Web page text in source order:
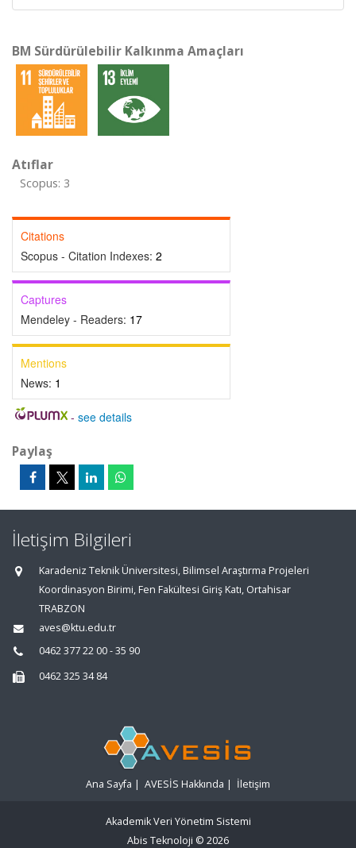
BM Sürdürülebilir Kalkınma Amaçları
Atıflar
Scopus: 3
Citations
Scopus - Citation Indexes: 2
Captures
Mendeley - Readers: 17
Mentions
News: 1
- see details
Paylaş
İletişim Bilgileri
Karadeniz Teknik Üniversitesi, Bilimsel Araştırma Projeleri
Koordinasyon Birimi, Fen Fakültesi Giriş Katı, Ortahisar
TRABZON
aves@ktu.edu.tr
0462 377 22 00 - 35 90
0462 325 34 84
Ana Sayfa | AVESİS Hakkında | İletişim
Akademik Veri Yönetim Sistemi
Abis Teknoloji © 2026